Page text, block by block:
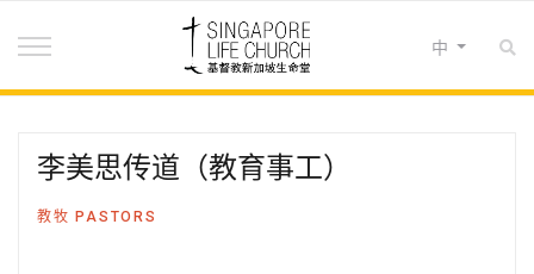
选择你的语音
中
李美思传道（教育事工）
教牧 PASTORS